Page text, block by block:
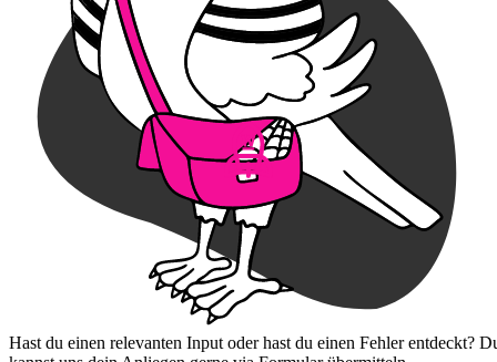
Hast du einen relevanten Input oder hast du einen Fehler entdeckt?